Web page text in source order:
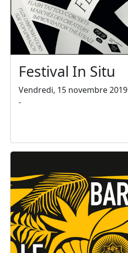
Festival In Situ
Vendredi, 15 novembre 2019
-